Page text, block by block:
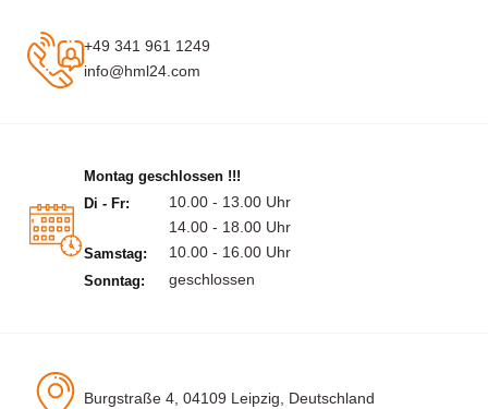
+49 341 961 1249
info@hml24.com
Montag geschlossen !!!
Di - Fr:
10.00 - 13.00 Uhr
14.00 - 18.00 Uhr
Samstag: 10.00 - 16.00 Uhr
Sonntag: geschlossen
Burgstraße 4, 04109 Leipzig, Deutschland